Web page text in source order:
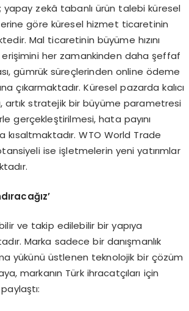
yapay zekâ tabanlı ürün talebi küresel
göre küresel hizmet ticaretinin
Mal ticaretinin büyüme hızını
erişimini her zamankinden daha şeffaf
gümrük süreçlerinden online ödeme
çıkarmaktadır. Küresel pazarda kalıcı
stratejik bir büyüme parametresi
gerçekleştirilmesi, hata payını
WTO World Trade
ise işletmelerin yeni yatırımlar
ve takip edilebilir bir yapıya
Marka sadece bir danışmanlık
yükünü üstlenen teknolojik bir çözüm
markanın Türk ihracatçıları için